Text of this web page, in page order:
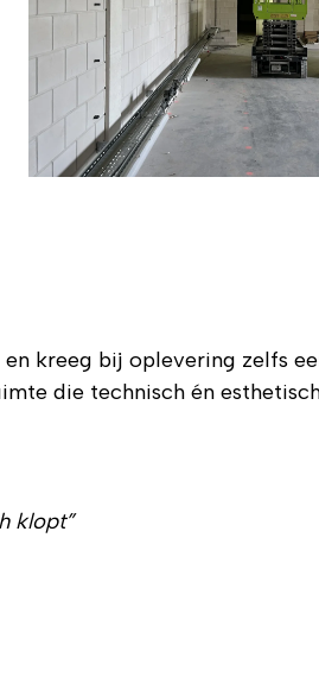
kreeg bij oplevering zelfs
die technisch én
klopt”